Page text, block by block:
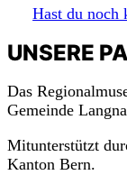
Hast du noch
UNSERE
Das
Gemeinde
Mitunterstützt
Kanton Bern.